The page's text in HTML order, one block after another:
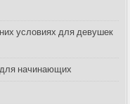
условиях для девушек
начинающих